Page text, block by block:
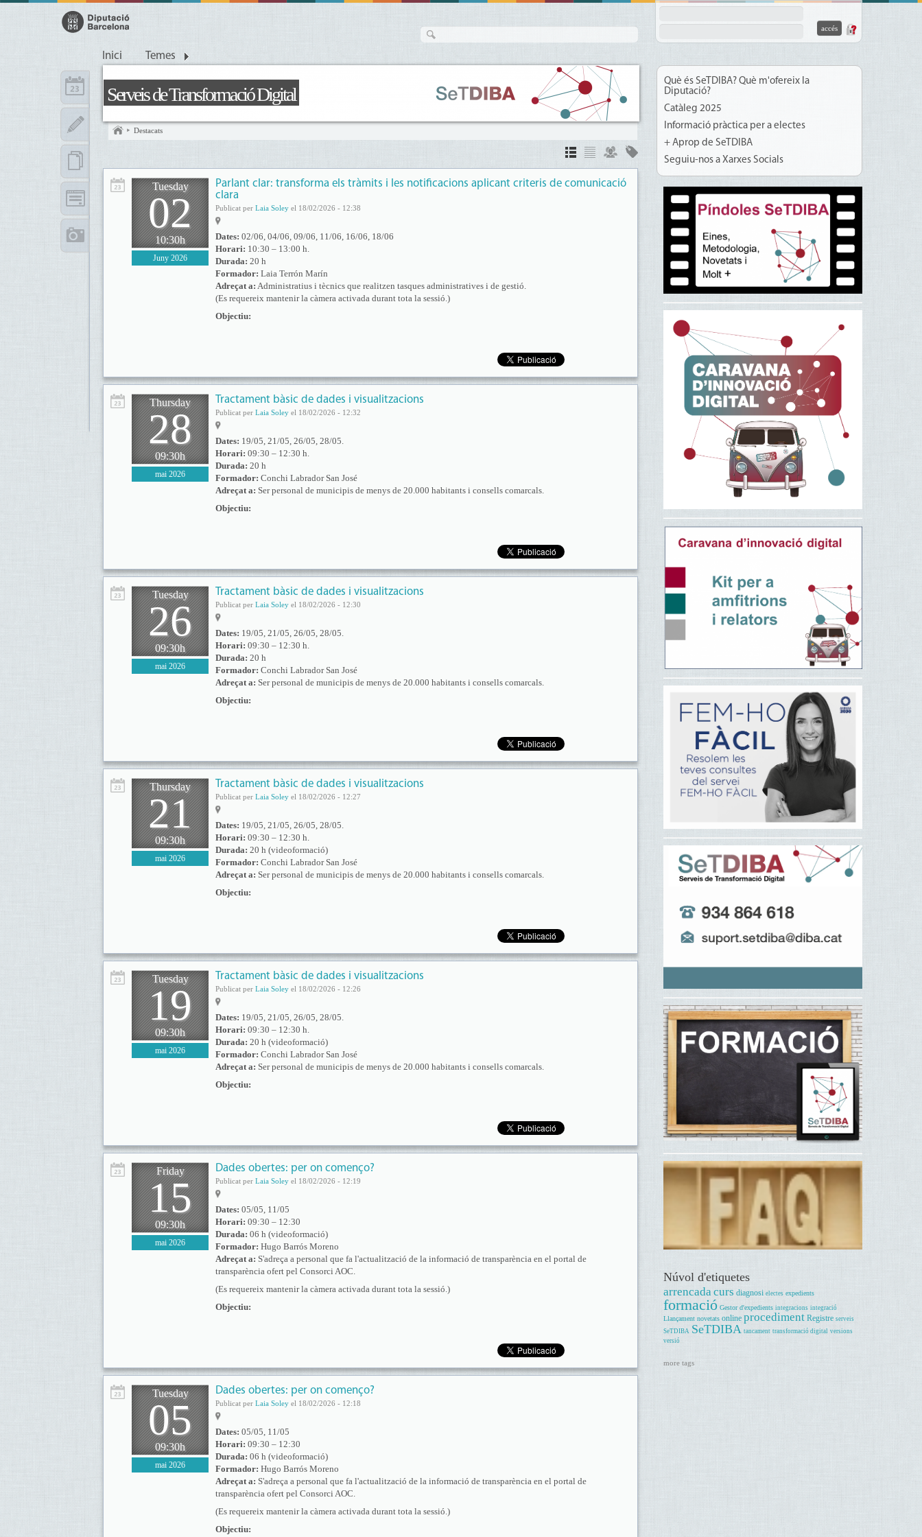
Inici Temes
Serveis de Transformació Digital
Destacats
Tuesday
02
10:30h
Juny 2026
Parlant clar: transforma els tràmits i les notificacions aplicant criteris de comunicació
clara
Publicat per Laia Soley el 18/02/2026 - 12:38
Dates: 02/06, 04/06, 09/06, 11/06, 16/06, 18/06
Horari: 10:30 – 13:00 h.
Durada: 20 h
Formador: Laia Terrón Marín
Adreçat a: Administratius i tècnics que realitzen tasques administratives i de gestió.
(Es requereix mantenir la càmera activada durant tota la sessió.)
Objectiu:
Thursday
28
09:30h
mai 2026
Tractament bàsic de dades i visualitzacions
Publicat per Laia Soley el 18/02/2026 - 12:32
Dates: 19/05, 21/05, 26/05, 28/05.
Horari: 09:30 – 12:30 h.
Durada: 20 h
Formador: Conchi Labrador San José
Adreçat a: Ser personal de municipis de menys de 20.000 habitants i consells comarcals.
Objectiu:
Tuesday
26
09:30h
mai 2026
Tractament bàsic de dades i visualitzacions
Publicat per Laia Soley el 18/02/2026 - 12:30
Dates: 19/05, 21/05, 26/05, 28/05.
Horari: 09:30 – 12:30 h.
Durada: 20 h
Formador: Conchi Labrador San José
Adreçat a: Ser personal de municipis de menys de 20.000 habitants i consells comarcals.
Objectiu:
Thursday
21
09:30h
mai 2026
Tractament bàsic de dades i visualitzacions
Publicat per Laia Soley el 18/02/2026 - 12:27
Dates: 19/05, 21/05, 26/05, 28/05.
Horari: 09:30 – 12:30 h.
Durada: 20 h (videoformació)
Formador: Conchi Labrador San José
Adreçat a: Ser personal de municipis de menys de 20.000 habitants i consells comarcals.
Objectiu:
Tuesday
19
09:30h
mai 2026
Tractament bàsic de dades i visualitzacions
Publicat per Laia Soley el 18/02/2026 - 12:26
Dates: 19/05, 21/05, 26/05, 28/05.
Horari: 09:30 – 12:30 h.
Durada: 20 h (videoformació)
Formador: Conchi Labrador San José
Adreçat a: Ser personal de municipis de menys de 20.000 habitants i consells comarcals.
Objectiu:
Friday
15
09:30h
mai 2026
Dades obertes: per on començo?
Publicat per Laia Soley el 18/02/2026 - 12:19
Dates: 05/05, 11/05
Horari: 09:30 – 12:30
Durada: 06 h (videoformació)
Formador: Hugo Barrós Moreno
Adreçat a: S'adreça a personal que fa l'actualització de la informació de transparència en el portal de
transparència ofert pel Consorci AOC.
(Es requereix mantenir la càmera activada durant tota la sessió.)
Objectiu:
Tuesday
05
09:30h
mai 2026
Dades obertes: per on començo?
Publicat per Laia Soley el 18/02/2026 - 12:18
Dates: 05/05, 11/05
Horari: 09:30 – 12:30
Durada: 06 h (videoformació)
Formador: Hugo Barrós Moreno
Adreçat a: S'adreça a personal que fa l'actualització de la informació de transparència en el portal de
transparència ofert pel Consorci AOC.
(Es requereix mantenir la càmera activada durant tota la sessió.)
Objectiu:
Què és SeTDIBA? Què m'ofereix la
Diputació?
Catàleg 2025
Informació pràctica per a electes
+ Aprop de SeTDIBA
Seguiu-nos a Xarxes Socials
Núvol d'etiquetes
arrencada curs diagnosi electes expedients
formació Gestor d'expedients integracions integració
Llançament novetats online procediment Registre serveis
SeTDIBA SeTDIBA tancament transformació digital versions
versió
more tags